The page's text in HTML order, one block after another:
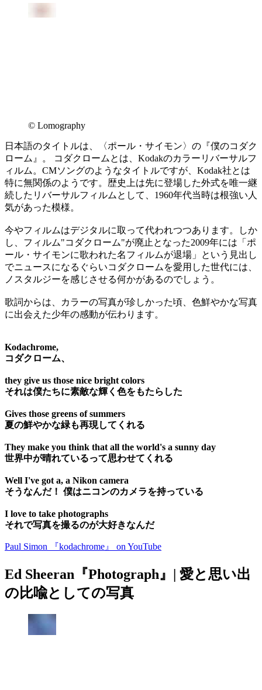
©︎ Lomography
日本語のタイトルは、〈ポール・サイモン〉の『僕のコダク
ローム』。 コダクロームとは、Kodakのカラーリバーサルフ
ィルム。CMソングのようなタイトルですが、Kodak社とは
特に無関係のようです。歴史上は先に登場した外式を唯一継
続したリバーサルフィルムとして、1960年代当時は根強い人
気があった模様。
今やフィルムはデジタルに取って代われつつあります。しか
し、フィルム"コダクローム"が廃止となった2009年には「ポ
ール・サイモンに歌われた名フィルムが退場」という見出し
でニュースになるぐらいコダクロームを愛用した世代には、
ノスタルジーを感じさせる何かがあるのでしょう。
歌詞からは、カラーの写真が珍しかった頃、色鮮やかな写真
に出会えた少年の感動が伝わります。
Kodachrome,
コダクローム、
they give us those nice bright colors
それは僕たちに素敵な輝く色をもたらした
Gives those greens of summers
夏の鮮やかな緑も再現してくれる
They make you think that all the world's a sunny day
世界中が晴れているって思わせてくれる
Well I've got a, a Nikon camera
そうなんだ！ 僕はニコンのカメラを持っている
I love to take photographs
それで写真を撮るのが大好きなんだ
Paul Simon 『kodachrome』 on YouTube
Ed Sheeran『Photograph』| 愛と思い出
の比喩としての写真